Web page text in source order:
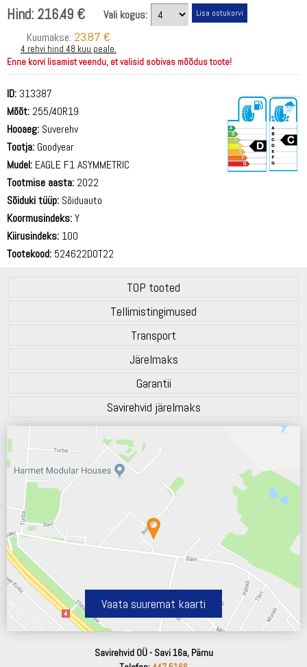
Hind: 216.49 €
Vali kogus:
Kuumakse: 23.87 €
4 rehvi hind 48 kuu peale.
Enne korvi lisamist veendu, et valisid sobivas mõõdus toote!
ID: 313387
Mõõt: 255/40R19
Hooaeg: Suverehv
Tootja: Goodyear
Mudel: EAGLE F1 ASYMMETRIC
Tootmise aasta: 2022
Sõiduki tüüp: Sõiduauto
Koormusindeks:Y
Kiirusindeks: 100
Tootekood: 524622DOT22
TOP tooted
Tellimistingimused
Transport
Järelmaks
Garantii
Savirehvid järelmaks
Vaata suuremat kaarti
Savirehvid OÜ - Savi 16a, Pärnu